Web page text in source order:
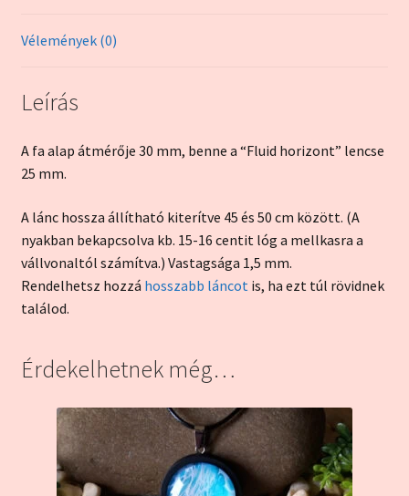
Vélemények (0)
Leírás
A fa alap átmérője 30 mm, benne a “Fluid horizont” lencse
25 mm.
A lánc hossza állítható kiterítve 45 és 50 cm között. (A
nyakban bekapcsolva kb. 15-16 centit lóg a mellkasra a
vállvonaltól számítva.) Vastagsága 1,5 mm.
Rendelhetsz hozzá hosszabb láncotis, ha ezt túl rövidnek
találod.
Érdekelhetnek még…